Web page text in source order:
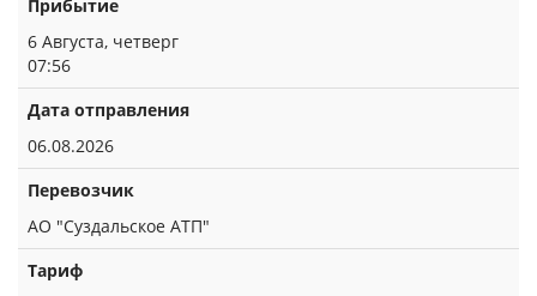
Прибытие
6 Августа, четверг
07:56
Дата отправления
06.08.2026
Перевозчик
АО "Суздальское АТП"
Тариф